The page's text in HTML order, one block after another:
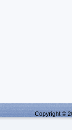
Copyright ©